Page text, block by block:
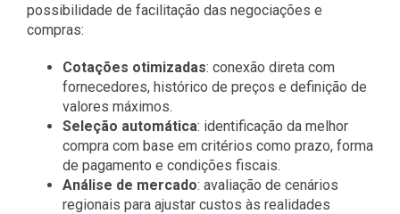
possibilidade de facilitação das negociações e
compras:
Cotações otimizadas: conexão direta com
fornecedores, histórico de preços e definição de
valores máximos.
Seleção automática: identificação da melhor
compra com base em critérios como prazo, forma
de pagamento e condições fiscais.
Análise de mercado: avaliação de cenários
regionais para ajustar custos às realidades